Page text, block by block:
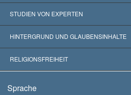
Vereinigte Staaten von Amerika
Weltweite Anerkennungen
Wegweisende Entscheidungen
STUDIEN VON EXPERTEN
Gutachten nach Kategorie
Die weltweit führenden Experten
HINTERGRUND UND GLAUBENSINHALTE
L. Ron Hubbard
RELIGIONSFREIHEIT
Sprache